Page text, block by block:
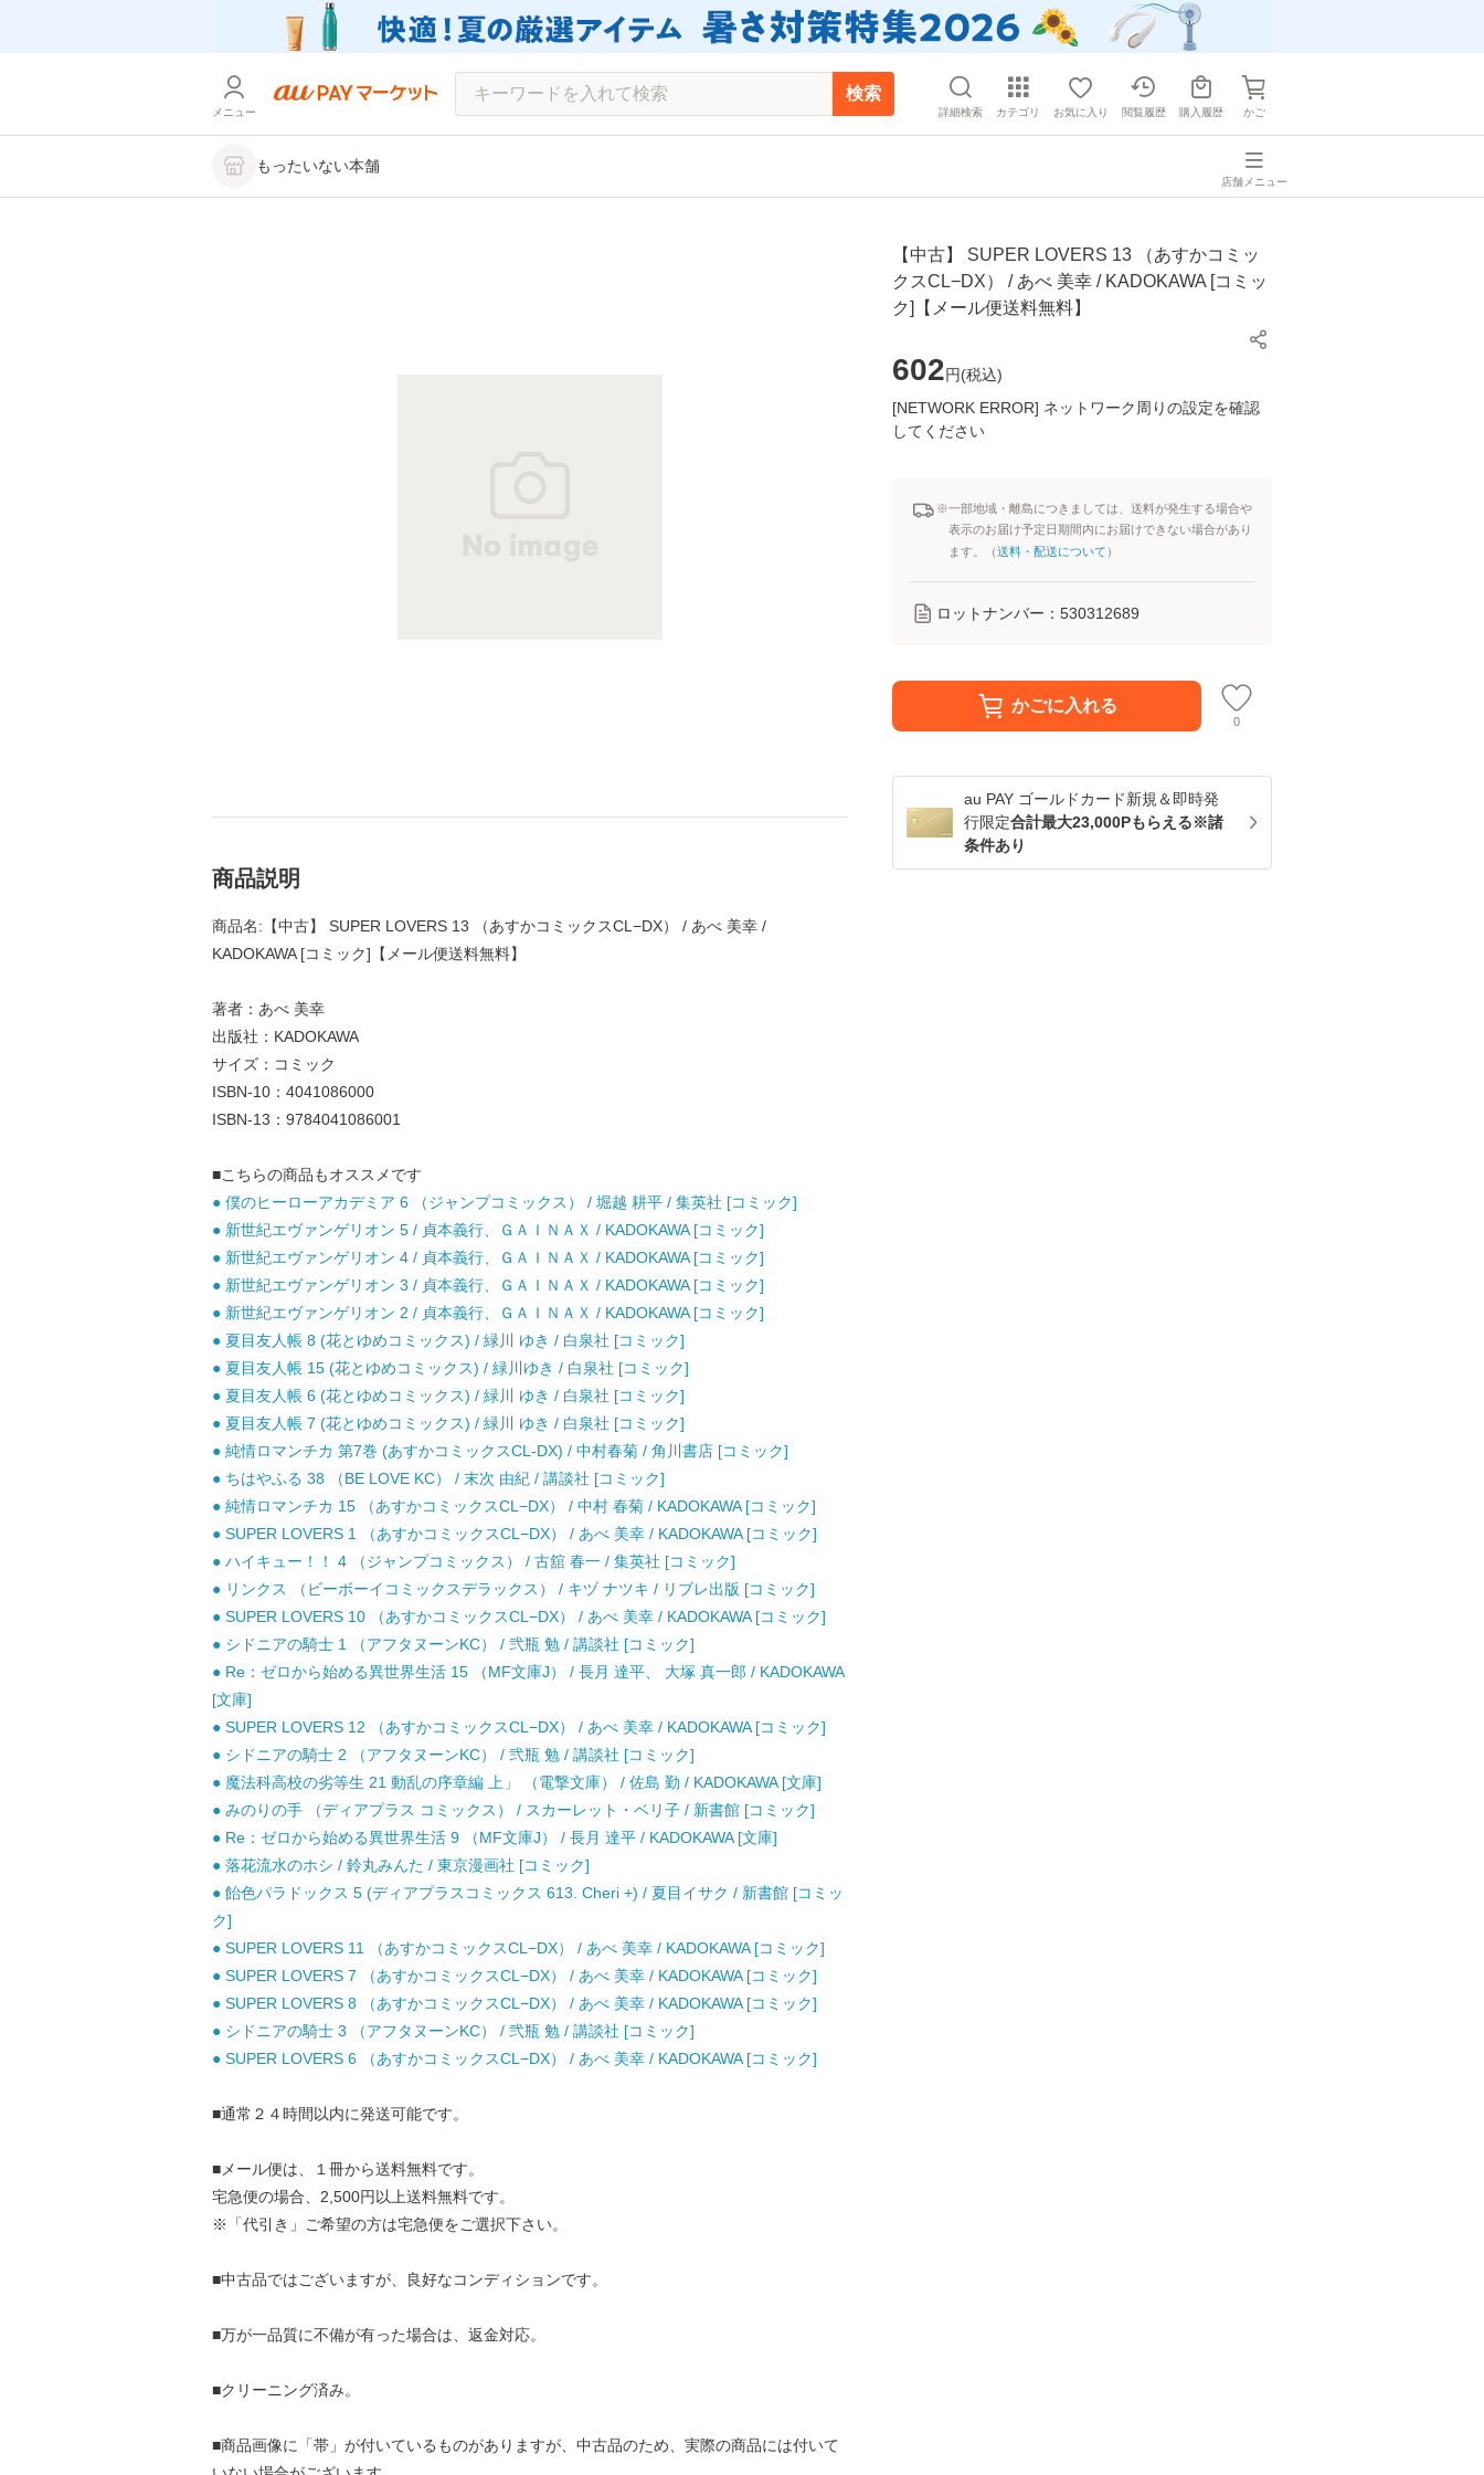
メニュー
検索
詳細検索 カテゴリ お気に入り 閲覧履歴 購入履歴 かご
もったいない本舗
店舗メニュー
【中古】 SUPER LOVERS 13 （あすかコミッ
クスCL−DX） / あべ 美幸 / KADOKAWA [コミッ
ク]【メール便送料無料】
602円(税込)
[NETWORK ERROR] ネットワーク周りの設定を確認
してください
※一部地域・離島につきましては、送料が発生する場合や
表示のお届け予定日期間内にお届けできない場合があり
ます。（送料・配送について ）
ロットナンバー： 530312689
かごに入れる
0
au PAY ゴールドカード新規＆即時発
行限定合計最大23,000Pもらえる※諸
条件あり
商品説明
商品名:【中古】 SUPER LOVERS 13 （あすかコミックスCL−DX） / あべ 美幸 /
KADOKAWA [コミック]【メール便送料無料】
著者：あべ 美幸
出版社：KADOKAWA
サイズ：コミック
ISBN-10：4041086000
ISBN-13：9784041086001
■こちらの商品もオススメです
● 僕のヒーローアカデミア 6 （ジャンプコミックス） / 堀越 耕平 / 集英社 [コミック]
● 新世紀エヴァンゲリオン 5 / 貞本義行、ＧＡＩＮＡＸ / KADOKAWA [コミック]
● 新世紀エヴァンゲリオン 4 / 貞本義行、ＧＡＩＮＡＸ / KADOKAWA [コミック]
● 新世紀エヴァンゲリオン 3 / 貞本義行、ＧＡＩＮＡＸ / KADOKAWA [コミック]
● 新世紀エヴァンゲリオン 2 / 貞本義行、ＧＡＩＮＡＸ / KADOKAWA [コミック]
● 夏目友人帳 8 (花とゆめコミックス) / 緑川 ゆき / 白泉社 [コミック]
● 夏目友人帳 15 (花とゆめコミックス) / 緑川ゆき / 白泉社 [コミック]
● 夏目友人帳 6 (花とゆめコミックス) / 緑川 ゆき / 白泉社 [コミック]
● 夏目友人帳 7 (花とゆめコミックス) / 緑川 ゆき / 白泉社 [コミック]
● 純情ロマンチカ 第7巻 (あすかコミックスCL-DX) / 中村春菊 / 角川書店 [コミック]
● ちはやふる 38 （BE LOVE KC） / 末次 由紀 / 講談社 [コミック]
● 純情ロマンチカ 15 （あすかコミックスCL−DX） / 中村 春菊 / KADOKAWA [コミック]
● SUPER LOVERS 1 （あすかコミックスCL−DX） / あべ 美幸 / KADOKAWA [コミック]
● ハイキュー！！ 4 （ジャンプコミックス） / 古舘 春一 / 集英社 [コミック]
● リンクス （ビーボーイコミックスデラックス） / キヅ ナツキ / リブレ出版 [コミック]
● SUPER LOVERS 10 （あすかコミックスCL−DX） / あべ 美幸 / KADOKAWA [コミック]
● シドニアの騎士 1 （アフタヌーンKC） / 弐瓶 勉 / 講談社 [コミック]
● Re：ゼロから始める異世界生活 15 （MF文庫J） / 長月 達平、 大塚 真一郎 / KADOKAWA
[文庫]
● SUPER LOVERS 12 （あすかコミックスCL−DX） / あべ 美幸 / KADOKAWA [コミック]
● シドニアの騎士 2 （アフタヌーンKC） / 弐瓶 勉 / 講談社 [コミック]
● 魔法科高校の劣等生 21 動乱の序章編 上」 （電撃文庫） / 佐島 勤 / KADOKAWA [文庫]
● みのりの手 （ディアプラス コミックス） / スカーレット・ベリ子 / 新書館 [コミック]
● Re：ゼロから始める異世界生活 9 （MF文庫J） / 長月 達平 / KADOKAWA [文庫]
● 落花流水のホシ / 鈴丸みんた / 東京漫画社 [コミック]
● 飴色パラドックス 5 (ディアプラスコミックス 613. Cheri +) / 夏目イサク / 新書館 [コミッ
ク]
● SUPER LOVERS 11 （あすかコミックスCL−DX） / あべ 美幸 / KADOKAWA [コミック]
● SUPER LOVERS 7 （あすかコミックスCL−DX） / あべ 美幸 / KADOKAWA [コミック]
● SUPER LOVERS 8 （あすかコミックスCL−DX） / あべ 美幸 / KADOKAWA [コミック]
● シドニアの騎士 3 （アフタヌーンKC） / 弐瓶 勉 / 講談社 [コミック]
● SUPER LOVERS 6 （あすかコミックスCL−DX） / あべ 美幸 / KADOKAWA [コミック]
■通常２４時間以内に発送可能です。
■メール便は、１冊から送料無料です。
宅急便の場合、2,500円以上送料無料です。
※「代引き」ご希望の方は宅急便をご選択下さい。
■中古品ではございますが、良好なコンディションです。
■万が一品質に不備が有った場合は、返金対応。
■クリーニング済み。
■商品画像に「帯」が付いているものがありますが、中古品のため、実際の商品には付いて